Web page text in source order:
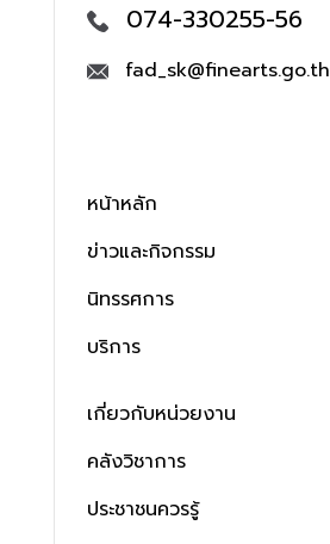
074-330255-56
fad_sk@finearts.go.th
หน้าหลัก
ข่าวและกิจกรรม
นิทรรศการ
บริการ
เกี่ยวกับหน่วยงาน
คลังวิชาการ
ประชาชนควรรู้